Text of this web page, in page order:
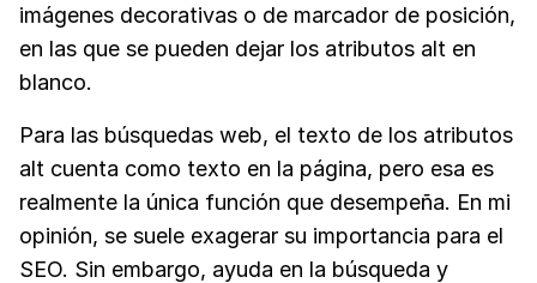
imágenes decorativas o de marcador de posición,
en las que se pueden dejar los atributos alt en
blanco.
Para las búsquedas web, el texto de los atributos
alt cuenta como texto en la página, pero esa es
realmente la única función que desempeña. En mi
opinión, se suele exagerar su importancia para el
SEO. Sin embargo, ayuda en la búsqueda y